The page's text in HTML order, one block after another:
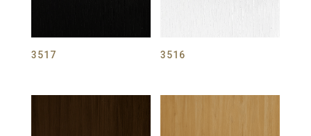
3517 3516